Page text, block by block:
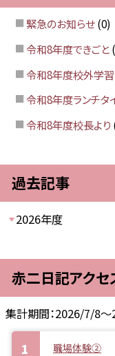
緊急のお知らせ (0)
令和8年度できごと
令和8年度校外学習
令和8年度ランチタ
令和8年度校長より
過去記事
2026年度
赤二日記アクセ
集計期間：2026/7/8
職場体験②